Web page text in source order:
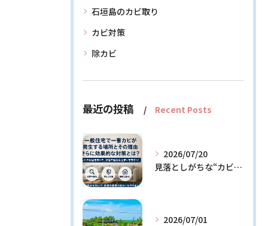
石垣島のカビ取り
カビ対策
除カビ
最近の投稿 Recent Posts
2026/07/20
見落としがちな“カビの温床”を徹底解説！今日からできる予防策とは？
2026/07/01